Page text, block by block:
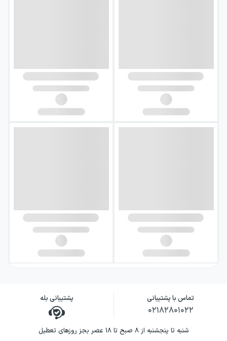
تماس با پشتیبانی
۰۲۱۸۲۸۰۱۰۲۲
پشتیبانی بله
شنبه تا پنجشنبه از ۸ صبح تا ۱۸ عصر بجز روزهای تعطیل